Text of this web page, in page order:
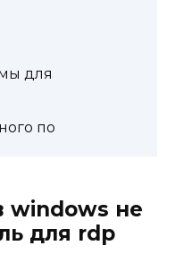
для
по
windows не
для rdp